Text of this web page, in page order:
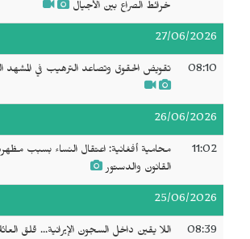
خرائط الصراع بين الأجيال
27/06/2026
08:10 تقويض الحقوق وتصاعد الترهيب في المشهد
26/06/2026
11:02
محامية أفغانية: اعتقال النساء بسبب
القانون والدستور
25/06/2026
08:39
اللا يقين داخل السجون الإيرانية... قلق